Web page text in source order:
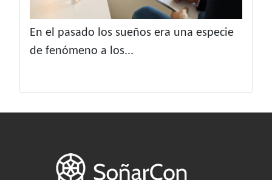
En el pasado los sueños era una especie
de fenómeno a los...